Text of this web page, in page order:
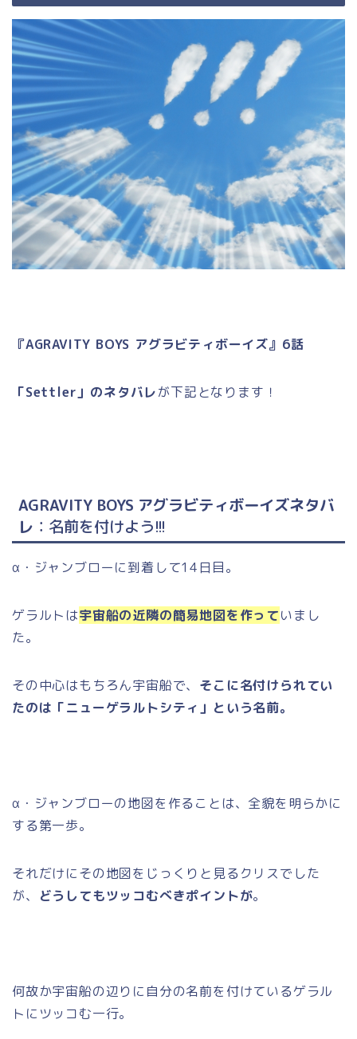
『AGRAVITY BOYS アグラビティボーイズ』6話
「Settler」のネタバレが下記となります！
AGRAVITY BOYS アグラビティボーイズネタバ
レ ：名前を付けよう!!!
α・ジャンブローに到着して14日目。
ゲラルトは宇宙船の近隣の簡易地図を作っていまし
た。
その中心はもちろん宇宙船で、 そこに名付けられてい
たのは「ニューゲラルトシティ」という名前。
α・ジャンブローの地図を作ることは、全貌を明らかに
する第一歩。
それだけにその地図をじっくりと見るクリスでした
が、
どうしてもツッコむべきポイントが。
何故か宇宙船の辺りに自分の名前を付けているゲラル
トにツッコむ一行。